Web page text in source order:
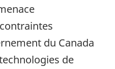
du Canada
de